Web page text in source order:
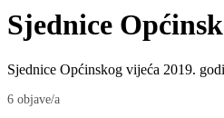
Sjednice
Sjednice Općinskog vijeća 2019.
6 objave/a